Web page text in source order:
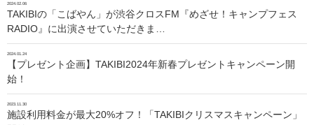
2024.02.06
TAKIBIの「こばやん」が渋谷クロスFM『めざせ！キャンプフェス
RADIO』に出演させていただきま…
2024.01.24
【プレゼント企画】TAKIBI2024年新春プレゼントキャンペーン開
始！
2023.11.30
施設利用料金が最大20%オフ！「TAKIBIクリスマスキャンペーン」